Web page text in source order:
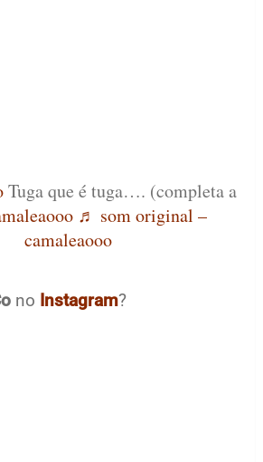
Tuga que é tuga…. (completa a
♬ som original –
camaleaooo
no Instagram?